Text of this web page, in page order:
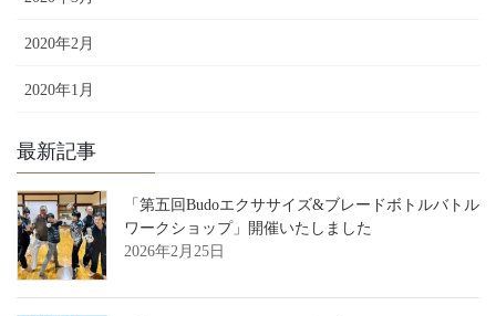
2020年2月
2020年1月
最新記事
「第五回Budoエクササイズ&ブレードボトルバトル
ワークショップ」開催いたしました
2026年2月25日